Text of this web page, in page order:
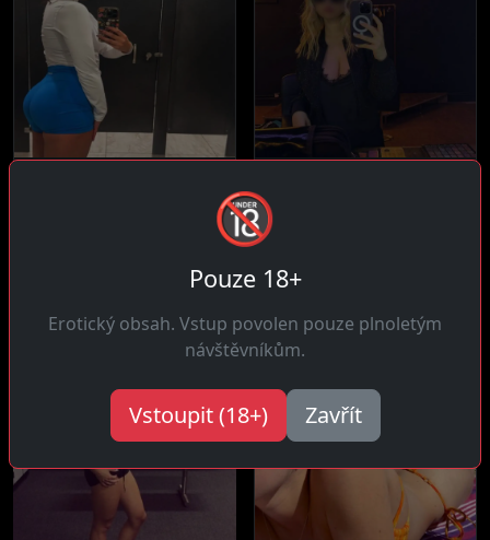
24 km daleko
Ahoj! Vášnivá pro setkání
okamžitá a...
🔞
Pouze 18+
Erotický obsah. Vstup povolen pouze plnoletým
návštěvníkům.
Vstoupit (18+) Zavřít